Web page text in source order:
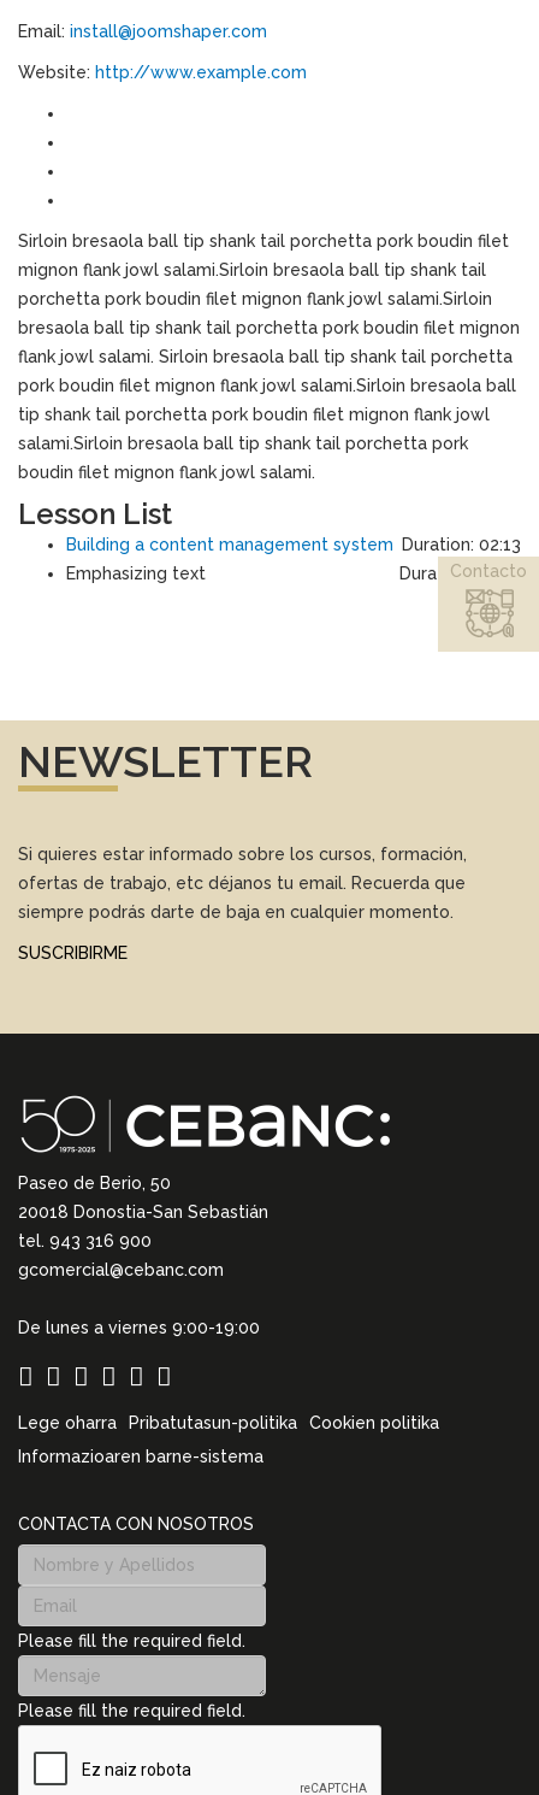
Email: install@joomshaper.com
Website: http://www.example.com
Sirloin bresaola ball tip shank tail porchetta pork boudin filet
mignon flank jowl salami.Sirloin bresaola ball tip shank tail
porchetta pork boudin filet mignon flank jowl salami.Sirloin
bresaola ball tip shank tail porchetta pork boudin filet mignon
flank jowl salami. Sirloin bresaola ball tip shank tail porchetta
pork boudin filet mignon flank jowl salami.Sirloin bresaola ball
tip shank tail porchetta pork boudin filet mignon flank jowl
salami.Sirloin bresaola ball tip shank tail porchetta pork
boudin filet mignon flank jowl salami.
Lesson List
Building a content management system
Duration: 02:13
Emphasizing text
Duration: 04:25
NEWSLETTER
Si quieres estar informado sobre los cursos, formación,
ofertas de trabajo, etc déjanos tu email. Recuerda que
siempre podrás darte de baja en cualquier momento.
SUSCRIBIRME
Paseo de Berio, 50
20018 Donostia-San Sebastián
tel. 943 316 900
gcomercial@cebanc.com
De lunes a viernes 9:00-19:00
Lege oharra Pribatutasun-politika
Cookien politika
Informazioaren barne-sistema
CONTACTA CON NOSOTROS
Please fill the required field.
Please fill the required field.
Contacto